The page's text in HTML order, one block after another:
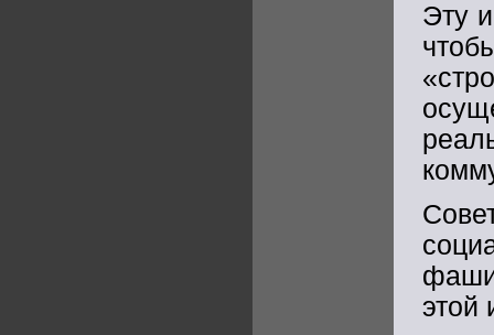
Эту
этой